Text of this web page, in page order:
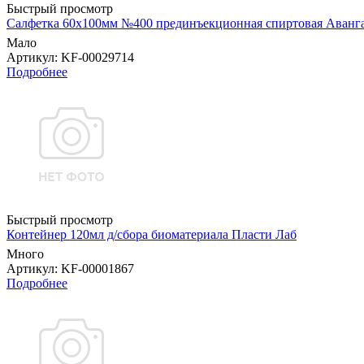
Быстрый просмотр
Салфетка 60х100мм №400 прединъекционная спиртовая
Мало
Артикул: KF-00029714
Подробнее
Быстрый просмотр
Контейнер 120мл д/сбора биоматериала Пласти Лаб
Много
Артикул: KF-00001867
Подробнее